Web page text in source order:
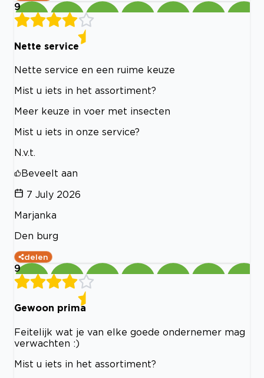
9
Nette service
Nette service en een ruime keuze
Mist u iets in het assortiment?
Meer keuze in voer met insecten
Mist u iets in onze service?
N.v.t.
Beveelt aan
7 July 2026
Marjanka
Den burg
delen
9
Gewoon prima
Feitelijk wat je van elke goede ondernemer mag
verwachten :)
Mist u iets in het assortiment?